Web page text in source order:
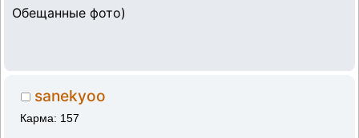
Обещанные фото)
sanekyoo
Карма: 157